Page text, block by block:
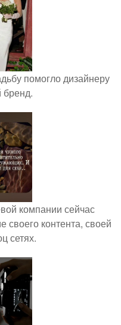
помогло дизайнеру
бренд.
компании сейчас
своего контента, своей
сетях.